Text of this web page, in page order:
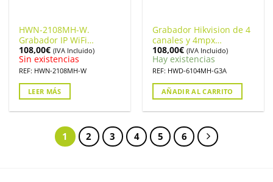
HWN-2108MH-W.
Grabador IP WiFi
HIKVISION para 8
cámaras y 4 mpx de
resolución.
108,00€ (IVA Incluido)
Sin existencias
REF: HWN-2108MH-W
LEER MÁS
Grabador Hikvision de 4
canales y 4mpx
resolución máxima.
HWD-6104MH-G3A
108,00€ (IVA Incluido)
Hay existencias
REF: HWD-6104MH-G3A
AÑADIR AL CARRITO
1 2 3 4 5 6